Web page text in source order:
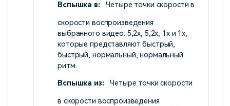
Вспышка в:
Четыре точки скорости в
скорости воспроизведения
выбранного видео: 5,2x, 5,2x, 1x и 1x,
которые представляют быстрый,
быстрый, нормальный, нормальный
ритм.
Вспышка из:
Четыре точки скорости
в скорости воспроизведения